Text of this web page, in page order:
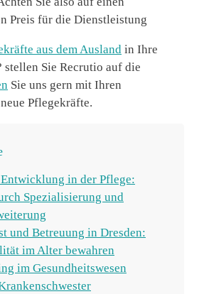
Preis für die Dienstleistung
aus dem Ausland in Ihre
Sie Recrutio auf die
Sie uns gern mit Ihren
Pflegekräfte.
in der Pflege:
Spezialisierung und
und Betreuung in Dresden:
im Alter bewahren
im Gesundheitswesen